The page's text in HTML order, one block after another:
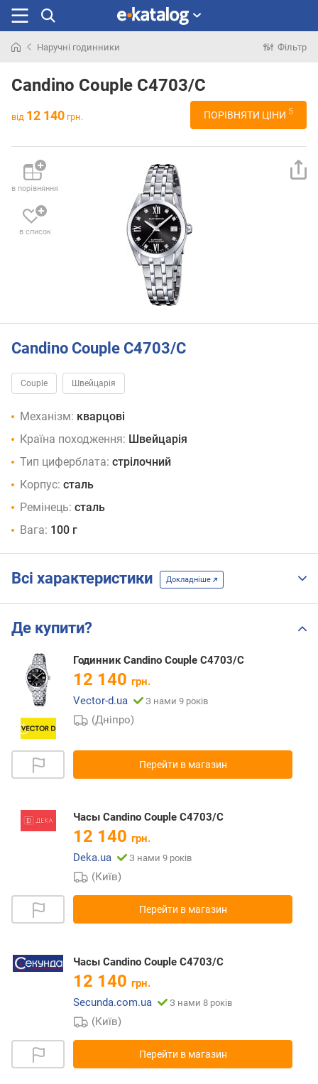
раніше
Наручні годинники Фільтр
Candino Couple C4703/C
від 12 140 грн. ПОРІВНЯТИ ЦІНИ 5
в порівняння
в список
Candino Couple C4703/C
Couple Швейцарія
Механізм: кварцові
Країна походження: Швейцарія
Тип циферблата: стрілочний
Корпус: сталь
Ремінець: сталь
Вага: 100 г
Всі характеристики Докладніше
Де купити?
Годинник Candino Couple C4703/C
12 140 грн.
Vector-d.ua
З нами 9 років
(Дніпро)
Перейти в магазин
Часы Candino Couple C4703/C
12 140 грн.
Deka.ua
З нами 9 років
(Київ)
Перейти в магазин
Часы Candino Couple C4703/C
12 140 грн.
Secunda.com.ua
З нами 8 років
(Київ)
Перейти в магазин